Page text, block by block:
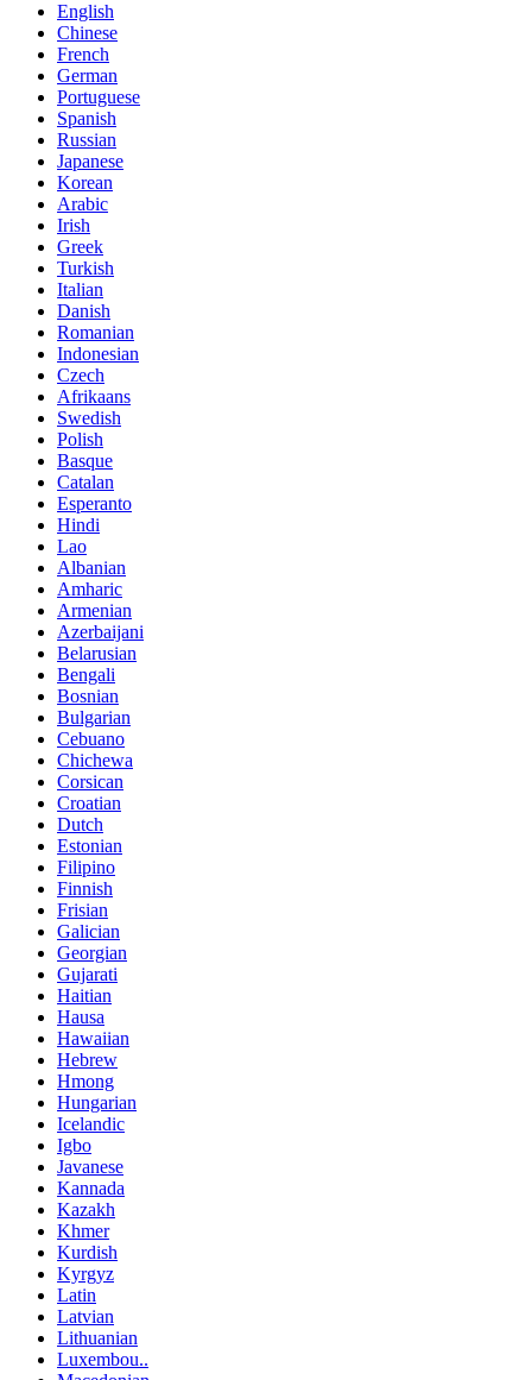
English
Chinese
French
German
Portuguese
Spanish
Russian
Japanese
Korean
Arabic
Irish
Greek
Turkish
Italian
Danish
Romanian
Indonesian
Czech
Afrikaans
Swedish
Polish
Basque
Catalan
Esperanto
Hindi
Lao
Albanian
Amharic
Armenian
Azerbaijani
Belarusian
Bengali
Bosnian
Bulgarian
Cebuano
Chichewa
Corsican
Croatian
Dutch
Estonian
Filipino
Finnish
Frisian
Galician
Georgian
Gujarati
Haitian
Hausa
Hawaiian
Hebrew
Hmong
Hungarian
Icelandic
Igbo
Javanese
Kannada
Kazakh
Khmer
Kurdish
Kyrgyz
Latin
Latvian
Lithuanian
Luxembou..